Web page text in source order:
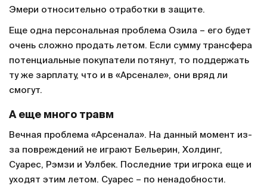
Эмери относительно отработки в защите.
Еще одна персональная проблема Озила – его будет
очень сложно продать летом. Если сумму трансфера
потенциальные покупатели потянут, то поддержать
ту же зарплату, что и в «Арсенале», они вряд ли
смогут.
А еще много травм
Вечная проблема «Арсенала». На данный момент из-
за повреждений не играют Бельерин, Холдинг,
Суарес, Рэмзи и Уэлбек. Последние три игрока еще и
уходят этим летом. Суарес – по ненадобности.